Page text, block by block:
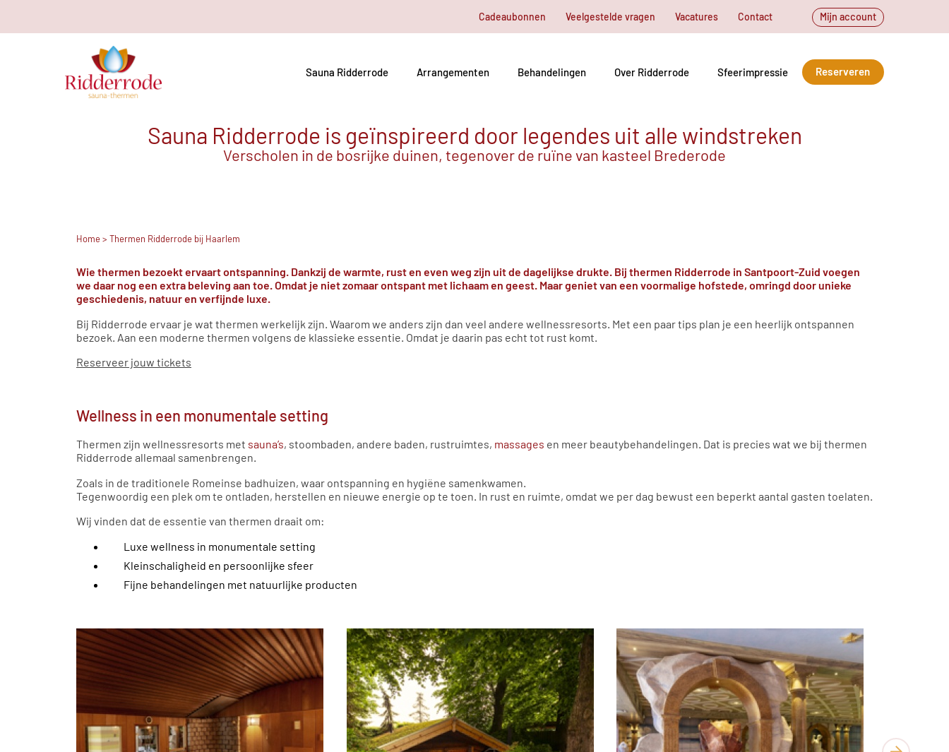
Cadeaubonnen Veelgestelde vragen Vacatures Contact Mijn account
Sauna Ridderrode Arrangementen Behandelingen Over Ridderrode Sfeerimpressie Reserveren
Sauna Ridderrode is geïnspireerd door legendes uit alle windstreken
Verscholen in de bosrijke duinen, tegenover de ruïne van kasteel Brederode
Home> Thermen Ridderrode bij Haarlem
Wie thermen bezoekt ervaart ontspanning. Dankzij de warmte, rust en even weg zijn uit de dagelijkse drukte. Bij thermen Ridderrode in Santpoort-Zuid voegen
we daar nog een extra beleving aan toe. Omdat je niet zomaar ontspant met lichaam en geest. Maar geniet van een voormalige hofstede, omringd door unieke
geschiedenis, natuur en verfijnde luxe.
Bij Ridderrode ervaar je wat thermen werkelijk zijn. Waarom we anders zijn dan veel andere wellnessresorts. Met een paar tips plan je een heerlijk ontspannen
bezoek. Aan een moderne thermen volgens de klassieke essentie. Omdat je daarin pas echt tot rust komt.
Reserveer jouw tickets
Wellness in een monumentale setting
Thermen zijn wellnessresorts met sauna’s, stoombaden, andere baden, rustruimtes, massages en meer beautybehandelingen. Dat is precies wat we bij thermen
Ridderrode allemaal samenbrengen.
Zoals in de traditionele Romeinse badhuizen, waar ontspanning en hygiëne samenkwamen.
Tegenwoordig een plek om te ontladen, herstellen en nieuwe energie op te toen. In rust en ruimte, omdat we per dag bewust een beperkt aantal gasten toelaten.
Wij vinden dat de essentie van thermen draait om:
Luxe wellness in monumentale setting
Kleinschaligheid en persoonlijke sfeer
Fijne behandelingen met natuurlijke producten